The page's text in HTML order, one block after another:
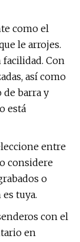
como el
le arrojes.
facilidad. Con
así como
de barra y
está
entre
considere
o
tuya.
con el
en